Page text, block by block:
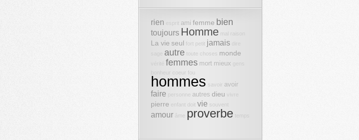
rien esprit ami femme bien
toujours Homme mal raison
La vie seul fort petit jamais
autre toute choses monde
femmes mort mieux
coeur fou
hommes savoir avoir
faire personne autres dieu
pierre enfant doit vie souvent
amour âme proverbe temps